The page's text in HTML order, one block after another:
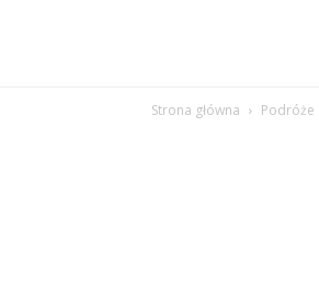
Strona główna Podróże